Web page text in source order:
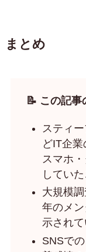
まとめ
📝 この記事
スティ
どIT企
スマホ
してい
大規模
年のメ
示されて
SNSで